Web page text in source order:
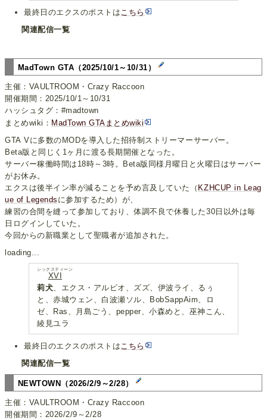
最終日のエクスのポストはこちら
関連配信一覧
MadTown GTA（2025/10/1～10/31）
主催：VAULTROOM・Crazy Raccoon
開催期間：2025/10/1～10/31
ハッシュタグ：#madtown
まとめwiki： MadTown GTAまとめwiki
GTA Vに多数のMODを導入した招待制ストリーマーサーバー。
Beta版と同じく1ヶ月に渡る長期開催となった。
サーバー稼働時間は18時～3時。Beta版同様月曜日と火曜日はサーバー
がお休み。
エクスは後半イン率が減ることを予め言及していた（ KZHCUP in Leag
ue of Legends に参加するため）が、
練習の合間を縫って参加しており、体調不良で休養した30日以外は毎
日ログインしていた。
今回からの新職業として聖職者が追加された。
loading...
XVI
シックスティーン
莉犬、エクス・アルビオ、ズズ、伊波ライ、るぅ
と、赤城ウェン、白波瀬ソル、BobSappAim、ロ
ゼ、Ras、月島ごう、pepper、小森めと、巫神こん、
綾見ユラ
最終日のエクスのポストはこちら
関連配信一覧
NEWTOWN（2026/2/9～2/28）
主催：VAULTROOM・Crazy Raccoon
開催期間：2026/2/9～2/28